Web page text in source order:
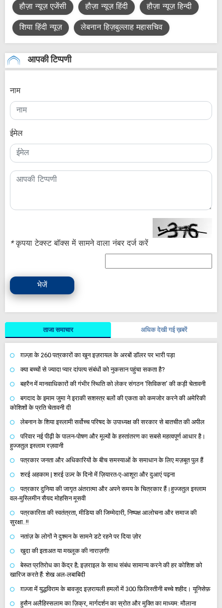
हौज़ा न्यूज़ एजेंसी हौज़ा न्यूज़ हिंदी
हौज़ा न्यूज़ हिन्दी
शिया हिंदी न्यूज़
लेबनान हिज़बुल्लाह महासचिव
आपकी टिप्पणी
नाम
ईमेल
*कृपया टेक्स्ट बॉक्स में सामने वाला नंबर दर्ज करें
भेजें
ताजा समाचार अधिक देखी गई ख़बरें
ग़ज़्ज़ा के 260 पत्रकारों का खून इज़रायल के अरबों डॉलर पर भारी पड़ा
क्या बच्चों से ज्यादा प्यार दांपत्य संबंधों को नुकसान पहुंचा सकता है?
बहरैन में मानवाधिकारों की गंभीर स्थिति को लेकर संगठन ‘सिविकस’ की कड़ी चेतावनी
बगदाद के इमाम जुमा ने इराकी सशस्त्र बलों की एकता को कमजोर करने की अमेरिकी
कोशिशों के प्रति चेतावनी दी
लेबनान के शिया इस्लामी सर्वोच्च परिषद के उपाध्यक्ष की सरकार से बातचीत की अपील
परिवार नई पीढ़ी के पालन-पोषण और मूल्यों के हस्तांतरण का सबसे महत्वपूर्ण आधार है।
हुज्जतुल इस्लाम रज़वानी
पत्रकार जनता और अधिकारियों के बीच समस्याओं के समाधान के लिए मज़बूत पुल हैं
शरई अहकाम | शरई उज़्र के दिनो में ज़ियारत-ए-आशूरा और दुआएं पढ़ना
पत्रकार दुनिया की जागृत अंतरात्मा और अपने समय के चित्रकार हैं।हुज्जतुल इस्लाम
वल-मुस्लिमीन सैयद मोहसिन मूसवी
पत्रकारिता की स्वतंत्रता, मीडिया की जिम्मेदारी, निष्पक्ष आलोचना और समाज की
सुरक्षा..!!
नतांज़ के लोगों ने दुश्मन के सामने डटे रहने पर दिया ज़ोर
खुदा की इताअत या मख्लूक की नाराज़गी!
बेरूत प्रतिरोध का केंद्र है; इज़राइल के साथ संबंध सामान्य करने की हर कोशिश को
खारिज करते हैं: शेख अल-लबाबिदी
ग़ज़्जा में युद्धविराम के बावजूद इज़रायली हमलों में 300 फ़िलिस्तीनी बच्चे शहीद। यूनिसेफ़
हुसैन अलैहिस्सलाम का ज़िक्र, मार्गदर्शन का स्रोत और मुक्ति का माध्यम: मौलाना